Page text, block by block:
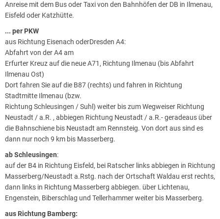
Anreise mit dem Bus oder Taxi von den Bahnhöfen der DB in Ilmenau,
Eisfeld oder Katzhütte.
... per PKW
aus Richtung Eisenach oderDresden A4:
Abfahrt von der A4 am
Erfurter Kreuz auf die neue A71, Richtung Ilmenau (bis Abfahrt
Ilmenau Ost)
Dort fahren Sie auf die B87 (rechts) und fahren in Richtung
Stadtmitte Ilmenau (bzw.
Richtung Schleusingen / Suhl) weiter bis zum Wegweiser Richtung
Neustadt / a.R. , abbiegen Richtung Neustadt / a.R.- geradeaus über
die Bahnschiene bis Neustadt am Rennsteig. Von dort aus sind es
dann nur noch 9 km bis Masserberg.
ab Schleusingen:
auf der B4 in Richtung Eisfeld, bei Ratscher links abbiegen in Richtung
Masserberg/Neustadt a.Rstg. nach der Ortschaft Waldau erst rechts,
dann links in Richtung Masserberg abbiegen. über Lichtenau,
Engenstein, Biberschlag und Tellerhammer weiter bis Masserberg.
aus Richtung Bamberg: